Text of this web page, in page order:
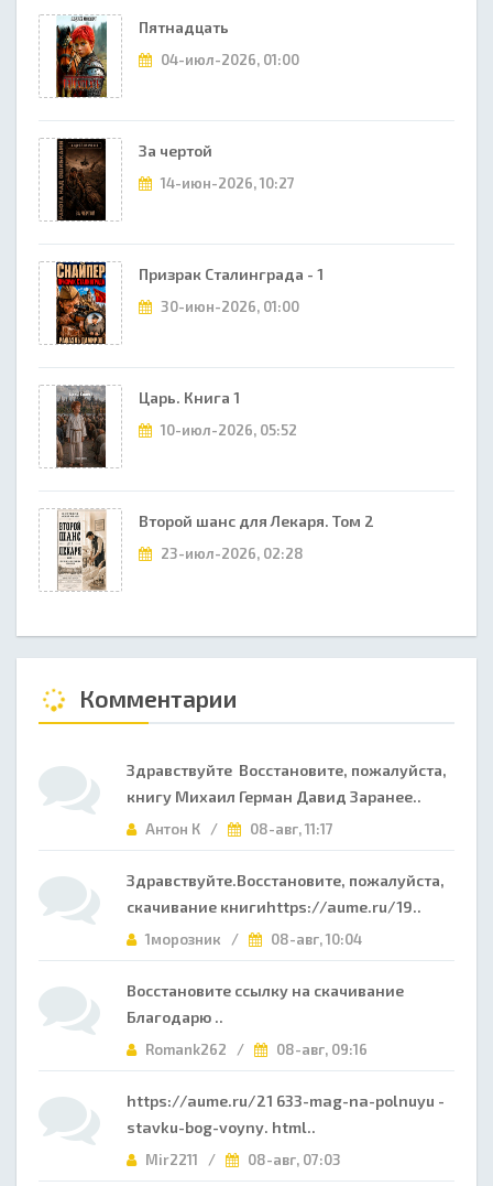
Пятнадцать
04-июл-2026, 01:00
За чертой
14-июн-2026, 10:27
Призрак Сталинграда - 1
30-июн-2026, 01:00
Царь. Книга 1
10-июл-2026, 05:52
Второй шанс для Лекаря. Том 2
23-июл-2026, 02:28
Комментарии
Здравствуйте Восстановите, пожалуйста,
книгу Михаил Герман Давид Заранее..
Антон К / 08-авг, 11:17
Здравствуйте.Восстановите, пожалуйста,
скачивание книгиhttps://aume.ru/19..
1морозник / 08-авг, 10:04
Восстановите ссылку на скачивание
Благодарю ..
Romank262 / 08-авг, 09:16
https://aume.ru/21 633-mag-na-polnuyu -
stavku-bog-voyny. html..
Mir2211 / 08-авг, 07:03